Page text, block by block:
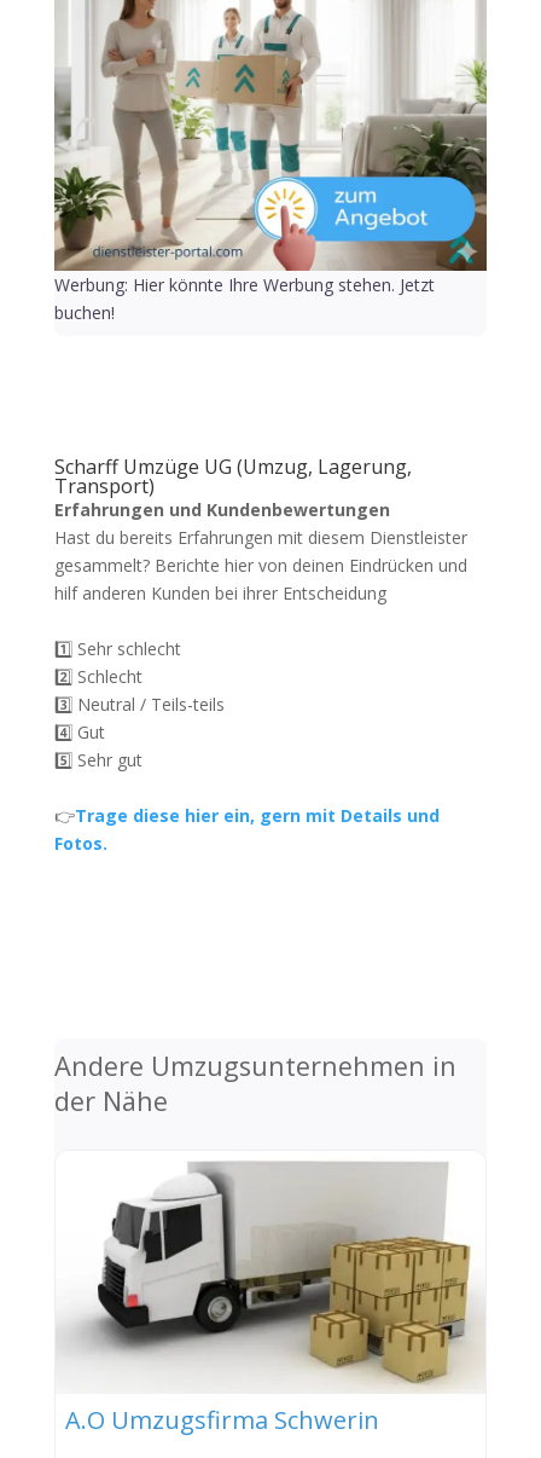
Werbung: Hier könnte Ihre Werbung stehen. Jetzt
buchen!
Scharff Umzüge UG (Umzug, Lagerung,
Transport)
Erfahrungen und Kundenbewertungen
Hast du bereits Erfahrungen mit diesem Dienstleister
gesammelt? Berichte hier von deinen Eindrücken und
hilf anderen Kunden bei ihrer Entscheidung
1️⃣ Sehr schlecht
2️⃣ Schlecht
3️⃣ Neutral / Teils-teils
4️⃣ Gut
5️⃣ Sehr gut
👉Trage diese hier ein, gern mit Details und
Fotos.
Andere Umzugsunternehmen in
der Nähe
A.O Umzugsfirma Schwerin